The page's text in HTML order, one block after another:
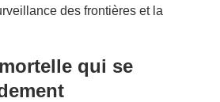
des frontières et la
qui se